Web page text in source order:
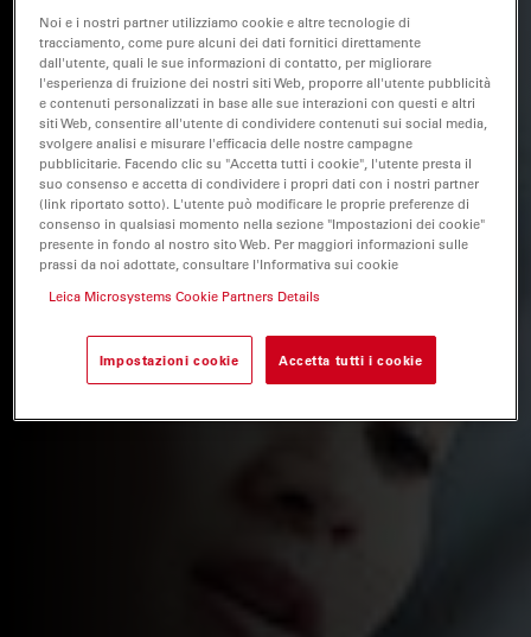
Noi e i nostri partner utilizziamo cookie e altre tecnologie di
tracciamento, come pure alcuni dei dati fornitici direttamente
dall'utente, quali le sue informazioni di contatto, per migliorare
l'esperienza di fruizione dei nostri siti Web, proporre all'utente pubblicità
e contenuti personalizzati in base alle sue interazioni con questi e altri
siti Web, consentire all'utente di condividere contenuti sui social media,
svolgere analisi e misurare l'efficacia delle nostre campagne
pubblicitarie. Facendo clic su "Accetta tutti i cookie", l'utente presta il
suo consenso e accetta di condividere i propri dati con i nostri partner
(link riportato sotto). L'utente può modificare le proprie preferenze di
consenso in qualsiasi momento nella sezione "Impostazioni dei cookie"
presente in fondo al nostro sito Web. Per maggiori informazioni sulle
prassi da noi adottate, consultare l'Informativa sui cookie
Leica Microsystems Cookie Partners Details
Impostazioni cookie Accetta tutti i cookie